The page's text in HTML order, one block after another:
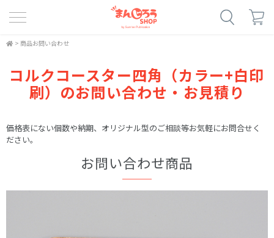
> 商品お問い合わせ
コルクコースター四角（カラー+白印
刷）のお問い合わせ・お見積り
価格表にない個数や納期、オリジナル型のご相談等お気軽にお問合せく
ださい。
お問い合わせ商品